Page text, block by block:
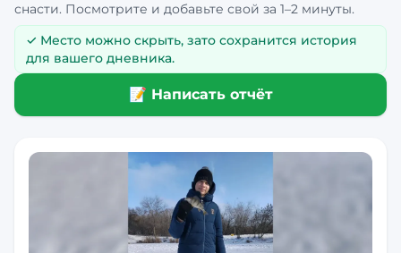
снасти. Посмотрите и добавьте свой за 1–2 минуты.
✓ Место можно скрыть, зато сохранится история
для вашего дневника.
📝 Написать отчёт